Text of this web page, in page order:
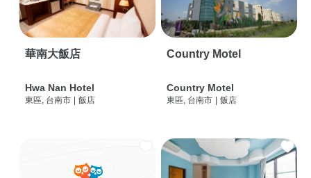
華南大飯店
Hwa Nan Hotel
東區, 台南市 | 飯店
Country Motel
Country Motel
東區, 台南市 | 飯店